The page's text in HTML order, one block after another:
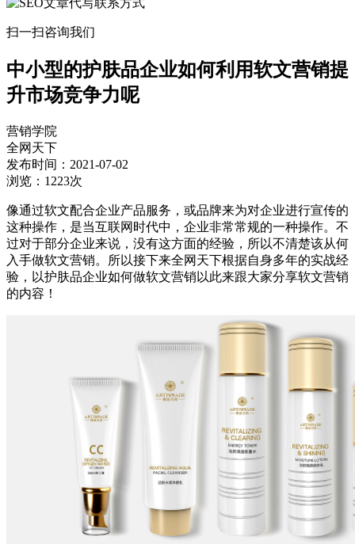
扫一扫咨询我们
中小型的护肤品企业如何利用软文营销提
升市场竞争力呢
营销学院
全网天下
发布时间：2021-07-02
浏览：1223次
像通过软文配合企业产品服务，或品牌来为对企业进行宣传的
这种操作，是当互联网时代中，企业非常常规的一种操作。不
过对于部分企业来说，没有这方面的经验，所以不清楚该从何
入手做软文营销。所以接下来全网天下根据自身多年的实战经
验，以护肤品企业如何做软文营销以此来跟大家分享软文营销
的内容！